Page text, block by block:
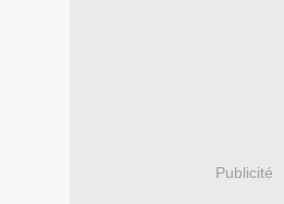
Publicité